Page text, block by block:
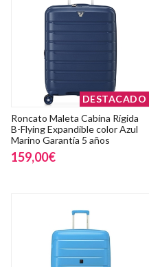
DESTACADO
Roncato Maleta Cabina Rígida
B-Flying Expandible color Azul
Marino Garantía 5 años
159,00€